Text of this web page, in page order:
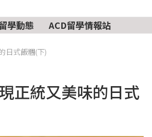
學動態 ACD留學情報站
日式飯糰(下)
正統又美味的日式